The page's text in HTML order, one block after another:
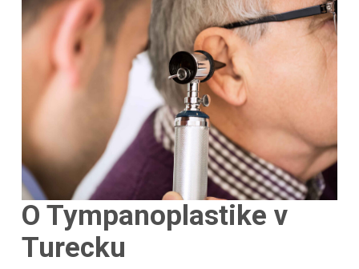
O Tympanoplastike v
Turecku